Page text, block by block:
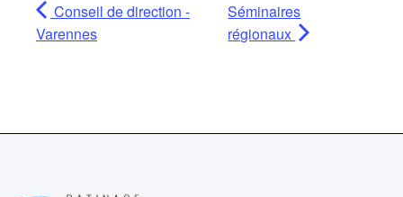
Conseil de direction -
Varennes
Séminaires
régionaux